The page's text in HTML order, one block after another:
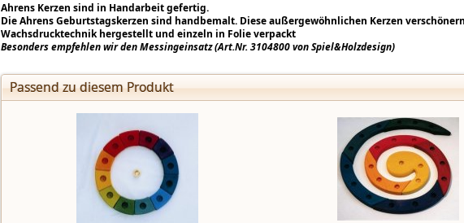
Ahrens Kerzen sind in Handarbeit gefertig.
Die Ahrens Geburtstagskerzen sind handbemalt. Diese außergewöhnlichen Kerzen
Wachsdrucktechnik hergestellt und einzeln in Folie verpackt
Besonders empfehlen wir den Messingeinsatz (Art.Nr. 3104800 von Spiel&Holzdesign)
Passend zu diesem Produkt